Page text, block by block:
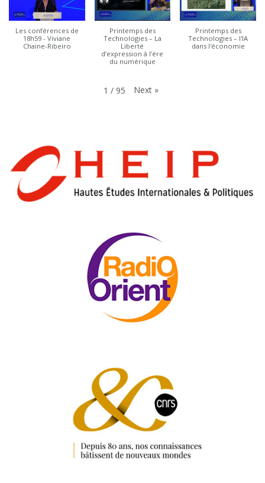
Les conférences de
18h59 - Viviane
Chaine-Ribeiro
Printemps des
Technologies – La
Liberté
d’expression à l’ère
du numérique
Printemps des
Technologies – l'IA
dans l'économie
1 / 95 Next »